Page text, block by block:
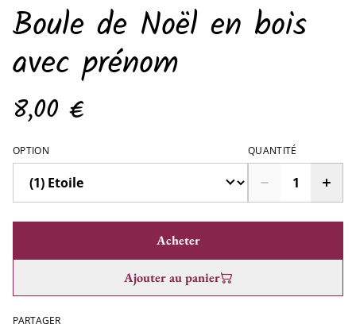
Boule de Noël en bois
avec prénom
8,00 €
OPTION QUANTITÉ
Acheter
Ajouter au panier
PARTAGER